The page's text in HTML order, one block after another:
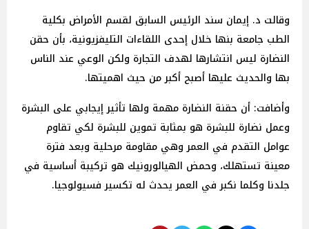
وقالت د. إيمان سند الرئيس السابق لقسم الأمراض بكلية
الطب جامعة بنها خلال إحدى اللقاءات التليفزيونية، بأن حقن
النضارة ليس انتشارها لهدف التجارة ولكن الوعي عند الناس
بها والحديث عليها أصبح أكبر من حيث اهميتها.
وأضافت: أن حقنة النضارة مهمة ولها تأثير إيجابي على البشرة
وعمل نضارة للبشرة هو بمثابة تموين للبشرة لكي تقاوم
عوامل التقدم في العمر وهي مقاومة مرحلية وبعد فترة
معينة تستهلك، وحمض الهيالورونيك هو تركيبة أساسية في
جلدنا وكلما نكبر في العمر يحدث له تكسير فسيولوجيا.